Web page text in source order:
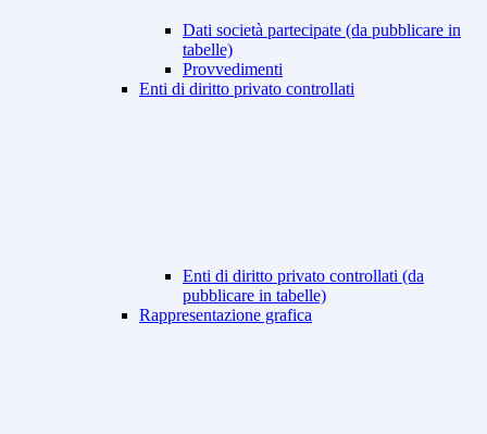
Dati società partecipate (da pubblicare in
tabelle)
Provvedimenti
Enti di diritto privato controllati
Enti di diritto privato controllati (da
pubblicare in tabelle)
Rappresentazione grafica